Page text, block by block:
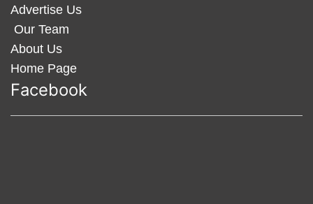
Advertise Us
Our Team
About Us
Home Page
Facebook